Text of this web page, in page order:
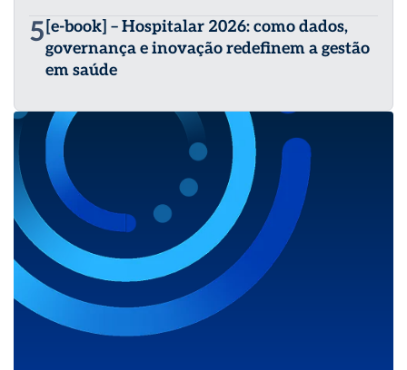
5 [e-book] – Hospitalar 2026: como dados,
governança e inovação redefinem a gestão
em saúde